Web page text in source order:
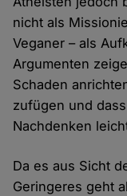
nicht als
Veganer – als
Argumenten
Schaden
zufügen und
Nachdenken
Da es aus Sicht
Geringeres geht